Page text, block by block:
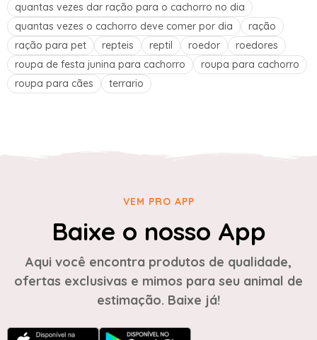
quantas vezes dar ração para o cachorro no dia
quantas vezes o cachorro deve comer por dia
ração
ração para pet
repteis reptil roedor
roedores
roupa de festa junina para cachorro
roupa para cachorro
roupa para cães
terrario
VEM PRO APP
Baixe o nosso App
Aqui você encontra produtos de qualidade,
ofertas exclusivas e mimos para seu animal de
estimação. Baixe já!